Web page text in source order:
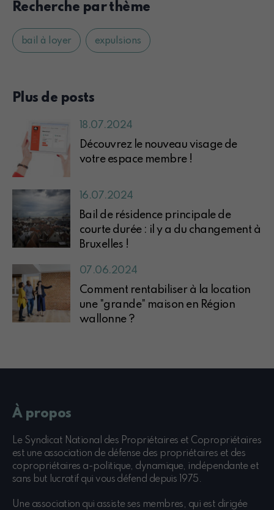
Recherche par thème
bail à loyer expulsions
Plus de posts
18.07.2024
Découvrez le nouveau visage de
votre espace membre !
16.07.2024
Bail de résidence principale de
courte durée : il y a du changement à
Bruxelles !
07.06.2024
Comment rentabiliser à la location
une "grande" maison en Région
wallonne ?
À propos
Le Syndicat National des Propriétaires et Copropriétaires
est une association de défense des propriétaires et des
copropriétaires a-politique, dynamique, indépendante et
sans but lucratif qui vous défend depuis 1975.
Une association qui assiste ses membres, qui est dirigée